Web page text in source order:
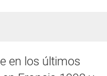
en los últimos